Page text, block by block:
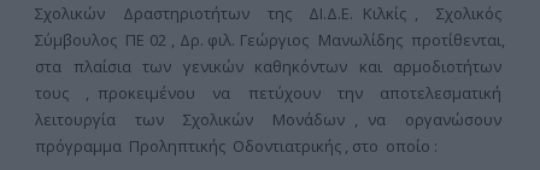
Σχολικών Δραστηριοτήτων της ΔΙ.Δ.Ε. Κιλκίς , Σχολικός
Σύμβουλος ΠΕ 02 , Δρ. φιλ. Γεώργιος Μανωλίδης προτίθενται,
στα πλαίσια των γενικών καθηκόντων και αρμοδιοτήτων
τους , προκειμένου να πετύχουν την αποτελεσματική
λειτουργία των Σχολικών Μονάδων , να οργανώσουν
πρόγραμμα Προληπτικής Οδοντιατρικής , στο οποίο :